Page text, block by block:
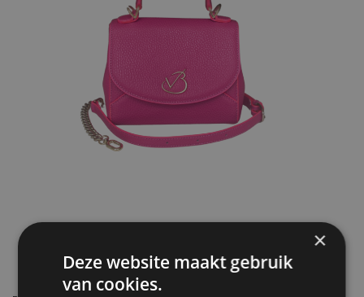
×
Deze website maakt gebruik
van cookies.